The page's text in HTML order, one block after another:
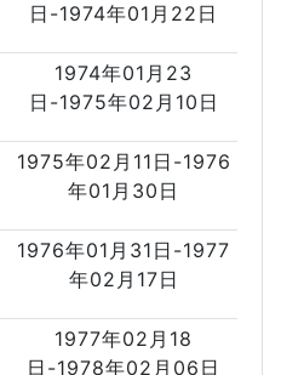
日-1974年01月22日
1974年01月23
日-1975年02月10日
1975年02月11日-1976
年01月30日
1976年01月31日-1977
年02月17日
1977年02月18
日-1978年02月06日